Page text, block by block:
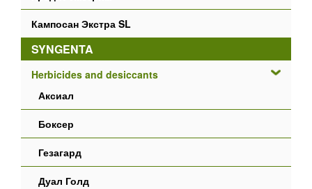
Кампосан Экстра SL
SYNGENTA
Herbicides and desiccants
Аксиал
Боксер
Гезагард
Дуал Голд